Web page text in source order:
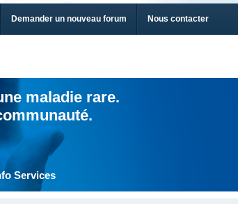
Demander un nouveau forum Nous contacter
maladie rare.
Services